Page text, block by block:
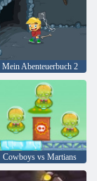
Mein Abenteuerbuch 2
Cowboys vs Martians